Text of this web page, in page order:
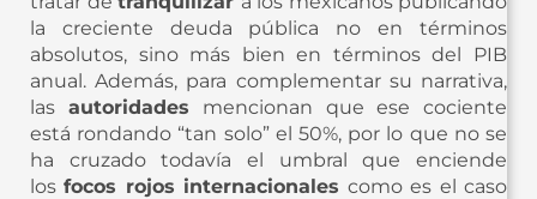
la creciente deuda pública no en términos
absolutos, sino más bien en términos del PIB
anual. Además, para complementar su narrativa,
las autoridades mencionan que ese cociente
está rondando “tan solo” el 50%, por lo que no se
ha cruzado todavía el umbral que enciende
losfocos rojos internacionalescomo es el caso